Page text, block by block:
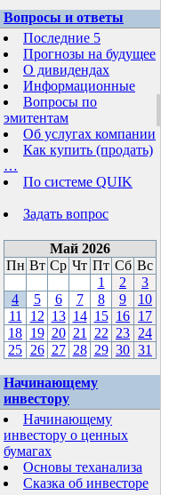
Вопросы и ответы
Последние 5
Прогнозы на будущее
О дивидендах
Информационные
Вопросы по
эмитентам
Об услугах компании
Как купить (продать)
…
По системе QUIK
Задать вопрос
Май 2026
Пн Вт Ср Чт Пт Сб Вс
1
2
3
4
5 6 7 8 9
10
11
12 13 14 15 16 17
18 19 20 21 22 23 24
25 26 27 28 29 30 31
Начинающему
инвестору
Начинающему
инвестору о ценных
бумагах
Основы теханализа
Сказка об инвесторе